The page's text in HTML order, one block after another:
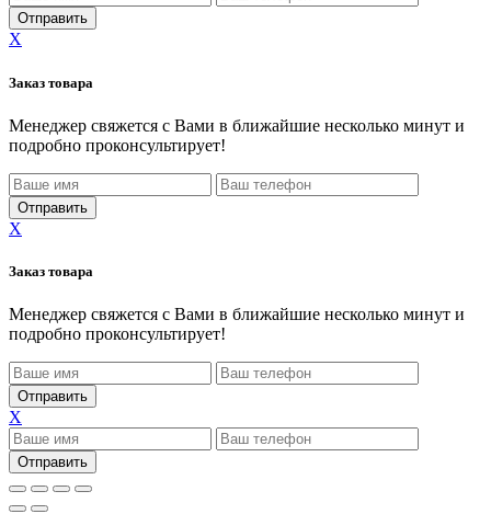
X
Заказ товара
Менеджер свяжется с Вами в ближайшие несколько минут и
подробно проконсультирует!
X
Заказ товара
Менеджер свяжется с Вами в ближайшие несколько минут и
подробно проконсультирует!
X